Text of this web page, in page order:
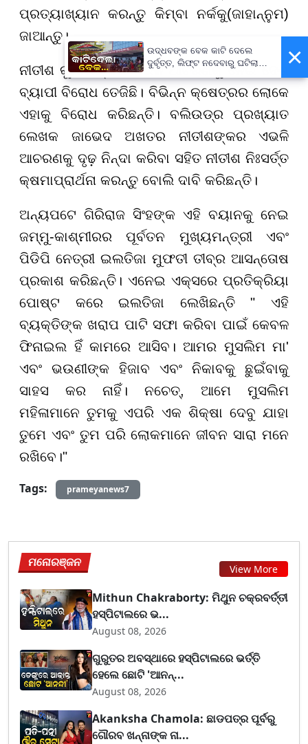
ପ୍ରତ୍ୟାଖ୍ୟାନ କରନ୍ତୁ କିମ୍ବା ନର୍କକୁ(ଜାହାନ୍ନୁମ)
ଜାଆନ୍ତୁ।
ନୀତୀଶ କୁମାରଙ୍କର ଏଭଳି ଆଚରଣକୁ ନେଇ ଦେଶ
ବ୍ୟାପୀ ବିରୋଧ ତେଜିଛି। ବିଭିନ୍ନ କ୍ଷେତ୍ରର ଲୋକେ
ଏହାକୁ ବିରୋଧ କରିଛନ୍ତି। ବଲିଉଡ୍ର ପ୍ରଖ୍ୟାତ
ଲେଖକ ଜାଭେଦ ଅଖତର ନୀତୀଶଙ୍କର ଏଭଳି
ଆଚରଣକୁ ଦୃଢ଼ ନିନ୍ଦା କରିବା ସହିତ ନୀତୀଶ ନିଃସର୍ତ୍ତ
କ୍ଷମାପ୍ରାର୍ଥନା କରନ୍ତୁ ବୋଲି ଦାବି କରିଛନ୍ତି।
ଅନ୍ୟପଟେ ଗିରିରାଜ ସିଂହଙ୍କ ଏହି ବୟାନକୁ ନେଇ
ଜମ୍ମୁ-କାଶ୍ମୀରର ପୂର୍ବତନ ମୁଖ୍ୟମନ୍ତ୍ରୀ ଏବଂ
ପିଡିପି ନେତ୍ରୀ ଇଲତିଜା ମୁଫତୀ ତୀବ୍ର ଆସନ୍ତୋଷ
ପ୍ରକାଶ କରିଛନ୍ତି। ଏନେଇ ଏକ୍ସରେ ପ୍ରତିକ୍ରିୟା
ପୋଷ୍ଟ କରେ ଇଲତିଜା ଲେଖିଛନ୍ତି " ଏହି
ବ୍ୟକ୍ତିଙ୍କ ଖରାପ ପାଟି ସଫା କରିବା ପାଇଁ କେବଳ
ଫିନାଇଲ ହିଁ କାମରେ ଆସିବ। ଆମର ମୁସଲିମ ମା'
ଏବଂ ଭଉଣୀଙ୍କ ହିଜାବ ଏବଂ ନିକାବକୁ ଛୁଇଁବାକୁ
ସାହସ କର ନାହିଁ। ନଚେତ୍, ଆମେ ମୁସଲିମ
ମହିଳାମାନେ ତୁମକୁ ଏପରି ଏକ ଶିକ୍ଷା ଦେବୁ ଯାହା
ତୁମେ ଏବଂ ତୁମ ପରି ଲୋକମାନେ ଜୀବନ ସାରା ମନେ
ରଖିବେ।"
Tags: prameyanews7
ମନୋରଞ୍ଜନ View More
Mithun Chakraborty: ମିଥୁନ ଚକ୍ରବର୍ତ୍ତୀ
ହସ୍ପିଟାଲରେ ଭ...
August 08, 2026
ଗୁରୁତର ଅବସ୍ଥାରେ ହସ୍ପିଟାଲରେ ଭର୍ତ୍ତି
ହେଲେ ଛୋଟି 'ଆନନ୍...
August 08, 2026
Akanksha Chamola: ଛାଡପତ୍ର ପୂର୍ବରୁ
ଗୌରବ ଖନ୍ନାଙ୍କ ନା...
×
ଉଦ୍ଧବଙ୍କ ବେକ କାଟି ଦେଲେ
ଦୁର୍ବୃତ୍ତ, ଲିଫ୍ଟ ନଦେବାରୁ ଘଟିଲା